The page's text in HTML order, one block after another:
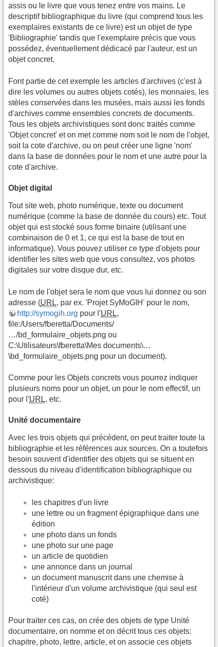
assis ou le livre que vous tenez entre vos mains. Le
descriptif bibliographique du livre (qui comprend tous les
exemplaires existants de ce livre) est un objet de type
'Bibliographie' tandis que l'exemplaire précis que vous
possédez, éventuellement dédicacé par l'auteur, est un
objet concret.
Font partie de cet exemple les articles d'archives (c'est à
dire les volumes ou autres objets cotés), les monnaies, les
stèles conservées dans les musées, mais aussi les fonds
d'archives comme ensembles concrets de documents.
Tous les objets archivistiques sont donc traités comme
'Objet concret' et on met comme nom soit le nom de l'objet,
soit la cote d'archive, ou on peut créer une ligne 'nom'
dans la base de données pour le nom et une autre pour la
cote d'archive.
Objet digital
Tout site web, photo numérique, texte ou document
numérique (comme la base de donnée du cours) etc. Tout
objet qui est stocké sous forme binaire (utilisant une
combinaison de 0 et 1, ce qui est la base de tout en
informatique). Vous pouvez utiliser ce type d'objets pour
identifier les sites web que vous consultez, vos photos
digitales sur votre disque dur, etc.
Le nom de l'objet sera le nom que vous lui donnez ou son
adresse (URL, par ex. 'Projet SyMoGIH' pour le nom,
http://symogih.org pour l'URL,
file:/Users/fberetta/Documents/
…/bd_formulaire_objets.png ou
C:\Utilisateurs\fberetta\Mes documents\…
\bd_formulaire_objets.png pour un document).
Comme pour les Objets concrets vous pourrez indiquer
plusieurs noms pour un objet, un pour le nom effectif, un
pour l'URL, etc.
Unité documentaire
Avec les trois objets qui précédent, on peut traiter toute la
bibliographie et les références aux sources. On a toutefois
besoin souvent d'identifier des objets qui se situent en
dessous du niveau d'identification bibliographique ou
archivistique:
les chapitres d'un livre
une lettre ou un fragment épigraphique dans une
édition
une photo dans un fonds
une photo sur une page
un article de quotidien
une annonce dans un journal
un document manuscrit dans une chemise à
l'intérieur d'un volume archivistique (qui seul est
coté)
Pour traiter ces cas, on crée des objets de type Unité
documentaire, on nomme et on décrit tous ces objets:
chapitre, photo, lettre, article, et on associe ces objets